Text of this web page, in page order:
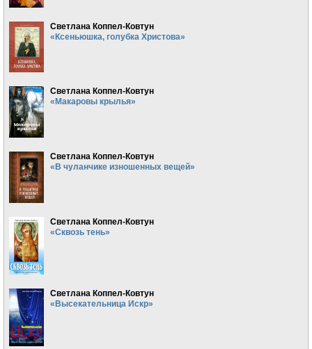
Светлана Коппел-Ковтун
«Ксеньюшка, голубка Христова»
Светлана Коппел-Ковтун
«Макаровы крылья»
Светлана Коппел-Ковтун
«В чуланчике изношенных вещей»
Светлана Коппел-Ковтун
«Сквозь тень»
Светлана Коппел-Ковтун
«Высекательница Искр»